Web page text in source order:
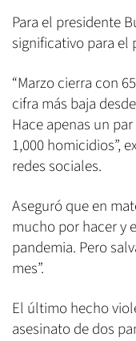
Para el presidente
significativo para el
“Marzo cierra con
cifra más baja
Hace apenas un
1,000 homicidios”,
redes sociales.
Aseguró que en
mucho por hacer y
pandemia. Pero
mes”.
El último hecho
asesinato de dos